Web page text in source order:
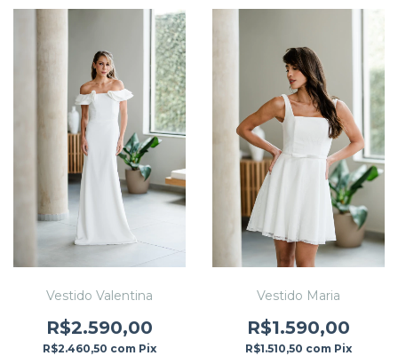
Vestido Valentina
R$2.590,00
R$2.460,50 com Pix
Vestido Maria
R$1.590,00
R$1.510,50 com Pix